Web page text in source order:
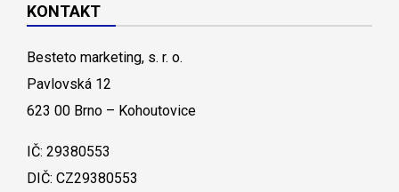
KONTAKT
Besteto marketing, s. r. o.
Pavlovská 12
623 00 Brno – Kohoutovice
IČ: 29380553
DIČ: CZ29380553